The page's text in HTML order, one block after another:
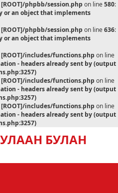
[ROOT]/phpbb/session.php on line580:
or an object that implements
[ROOT]/phpbb/session.php on line636:
or an object that implements
[ROOT]/includes/functions.php on line
- headers already sent by (output
[ROOT]/includes/functions.php on line
- headers already sent by (output
[ROOT]/includes/functions.php on line
- headers already sent by (output
БУЛАН